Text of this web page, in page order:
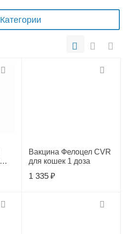
Категории
Вакцина Фелоцел CVR
для кошек 1 доза
1 335 ₽